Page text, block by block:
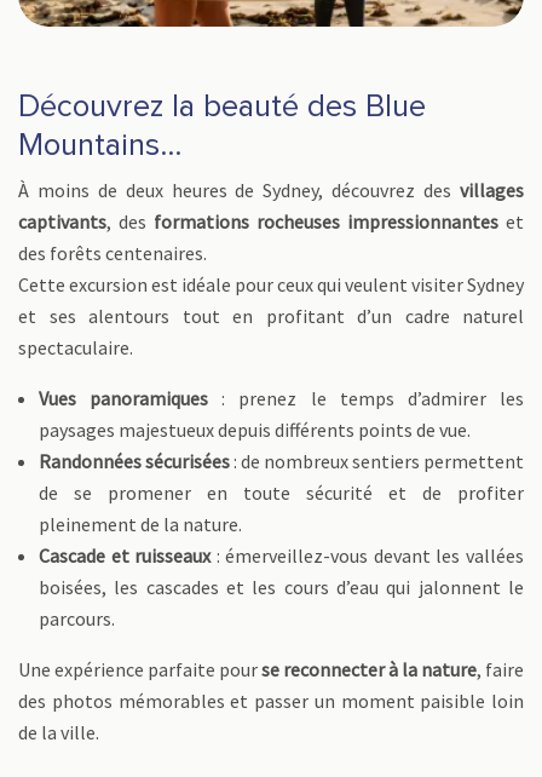
Découvrez la beauté des Blue
Mountains…
À moins de deux heures de Sydney, découvrez des villages
captivants, des formations rocheuses impressionnantes et
des forêts centenaires.
Cette excursion est idéale pour ceux qui veulent visiter Sydney
et ses alentours tout en profitant d’un cadre naturel
spectaculaire.
Vues panoramiques : prenez le temps d’admirer les
paysages majestueux depuis différents points de vue.
Randonnées sécurisées : de nombreux sentiers permettent
de se promener en toute sécurité et de profiter
pleinement de la nature.
Cascade et ruisseaux: émerveillez-vous devant les vallées
boisées, les cascades et les cours d’eau qui jalonnent le
parcours.
Une expérience parfaite pourse reconnecter à la nature, faire
des photos mémorables et passer un moment paisible loin
de la ville.